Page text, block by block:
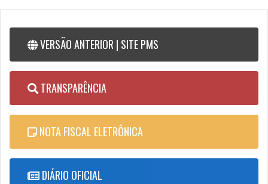
VERSÃO ANTERIOR | SITE PMS
TRANSPARÊNCIA
NOTA FISCAL ELETRÔNICA
DIÁRIO OFICIAL